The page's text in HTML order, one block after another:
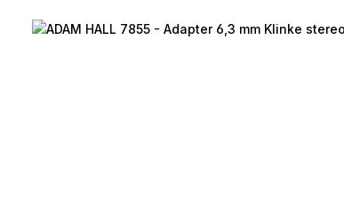
Bildergalerie überspringen